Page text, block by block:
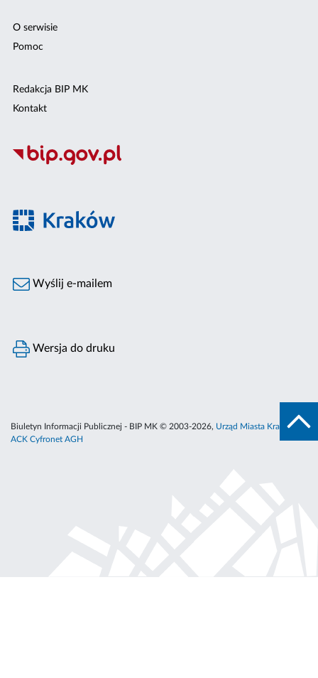
O serwisie
Pomoc
Redakcja BIP MK
Kontakt
Wyślij e-mailem
Wersja do druku
Biuletyn Informacji Publicznej - BIP MK © 2003-2026, Urząd Miasta Krakowa
ACK Cyfronet AGH